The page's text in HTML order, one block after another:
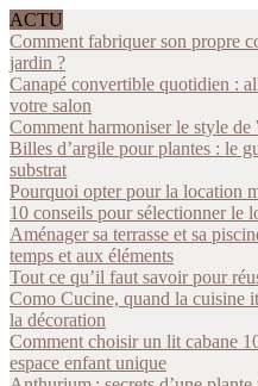
ACTU
Comment fabriquer son propre
jardin ?
Canapé convertible quotidien :
votre salon
Comment harmoniser le style
Billes d’argile pour plantes : le
substrat
Pourquoi opter pour la location
10 conseils pour sélectionner le
Aménager sa terrasse et sa
temps et aux éléments
Tout ce qu’il faut savoir pour
Como Cucine, quand la cuisine
la décoration
Comment choisir un lit cabane
espace enfant unique